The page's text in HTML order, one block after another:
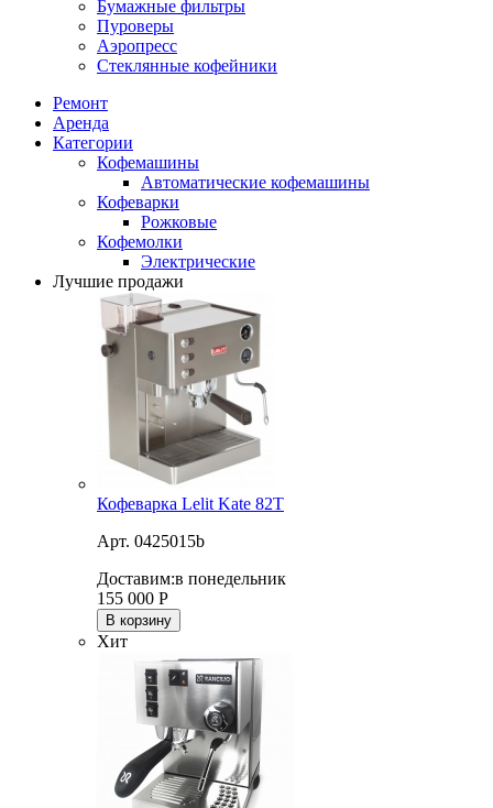
Бумажные фильтры
Пуроверы
Аэропресс
Стеклянные кофейники
Ремонт
Аренда
Категории
Кофемашины
Автоматические кофемашины
Кофеварки
Рожковые
Кофемолки
Электрические
Лучшие продажи
Кофеварка Lelit Kate 82T
Арт. 0425015b
Доставим:в понедельник
155 000 Р
В корзину
Хит